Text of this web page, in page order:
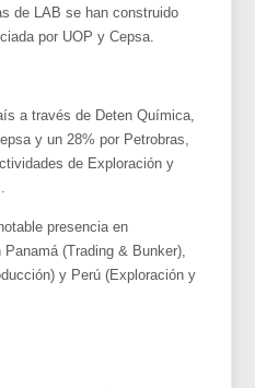
de LAB se han construido
por UOP y Cepsa.
a través de Deten Química,
y un 28% por Petrobras,
de Exploración y
presencia en
(Trading & Bunker),
y Perú (Exploración y